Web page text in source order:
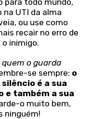
UTI da alma
ou use como
recair no erro de
inimigo.
quem o guarda
se sempre: o
é a sua
e também a sua
o muito bem,
ninguém!